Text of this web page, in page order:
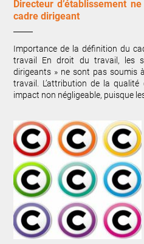
Directeur d’établissement
cadre dirigeant
Importance de la définition du
travail En droit du travail, les
dirigeants » ne sont pas soumis
travail. L’attribution de la
impact non négligeable, puisque